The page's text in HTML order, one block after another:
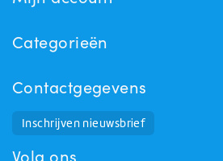
Categorieën
Contactgegevens
Inschrijven nieuwsbrief
Volg ons